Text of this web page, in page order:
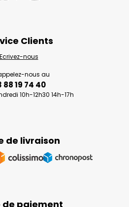
de paiement
de livraison
Clients
Ecrivez-nous
nous au
88 19 74 40
10h-12h30 14h-17h